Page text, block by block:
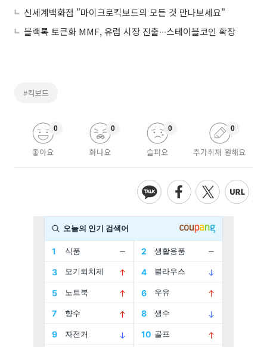
신세계백화점 "마이크로킥보드의 모든 것 만나보세요"
블랙록 토큰화 MMF, 유럽 시장 진출∙∙∙스테이블코인 확장
#킥보드
좋아요
0
화나요
0
슬퍼요
0
추가취재 원해요
0